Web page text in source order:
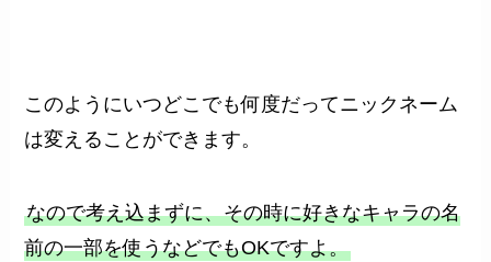
このようにいつどこでも何度だってニックネーム
は変えることができます。
なので考え込まずに、その時に好きなキャラの名
前の一部を使うなどでもOKですよ。